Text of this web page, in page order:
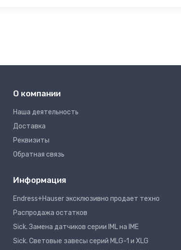
О компании
Наша деятельность
Доставка
Реквизиты
Обратная связь
Информация
Endress+Hauser эксклюзивно продает техно
Распродажа остатков
Sick. Замена датчиков серии IML на IME
Sick. Световые завесы серий MLG-1 и XLG